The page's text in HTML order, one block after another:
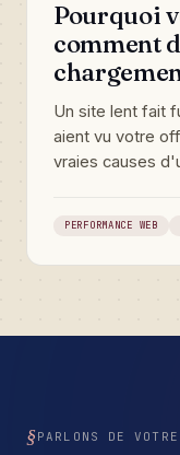
Pourquoi
comment
Un site lent fait
aient vu votre
vraies causes
PERFORMANCE WEB
PARLONS DE